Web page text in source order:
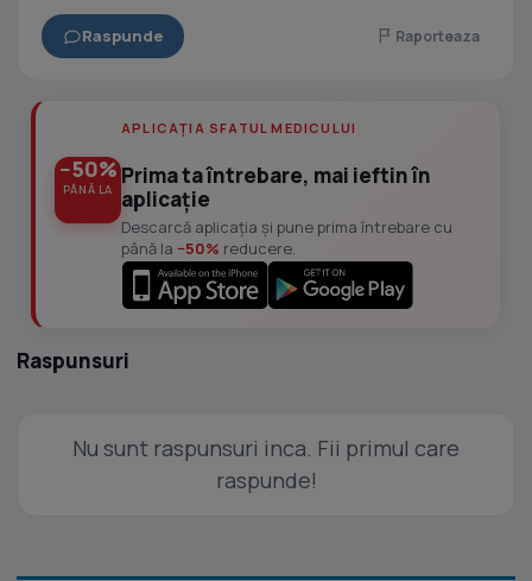
Raspunde Raporteaza
−50%
PÂNĂ LA
APLICAȚIA SFATUL MEDICULUI
Prima ta întrebare, mai ieftin în
aplicație
Descarcă aplicația și pune prima întrebare cu
până la −50% reducere.
Raspunsuri
Nu sunt raspunsuri inca. Fii primul care
raspunde!